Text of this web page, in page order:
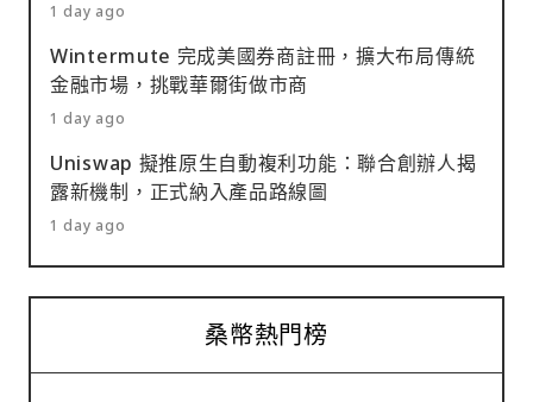
1 day ago
Wintermute 完成美國券商註冊，擴大布局傳統
金融市場，挑戰華爾街做市商
1 day ago
Uniswap 擬推原生自動複利功能：聯合創辦人揭
露新機制，正式納入產品路線圖
1 day ago
桑幣熱門榜